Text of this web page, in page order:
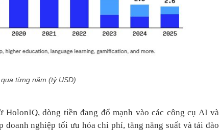
từng năm (tỷ USD)
HolonIQ, dòng tiền đang đổ mạnh vào các công cụ AI và
doanh nghiệp tối ưu hóa chi phí, tăng năng suất và tái đào